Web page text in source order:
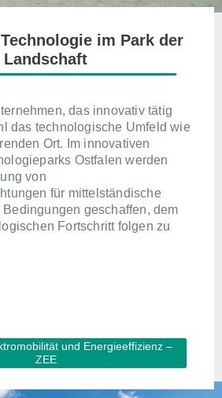
im Park der
Landschaft
das innovativ tätig
das technologische Umfeld wie
Ort. Im innovativen
Ostfalen werden
von
für mittelständische
geschaffen, dem
Fortschritt folgen zu
und Energieeffizienz –
ZEE